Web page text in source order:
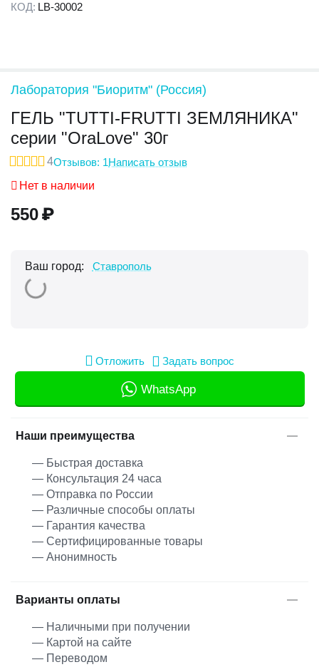
КОД: LB-30002
Лаборатория "Биоритм" (Россия)
ГЕЛЬ "TUTTI-FRUTTI ЗЕМЛЯНИКА"
серии "OraLove" 30г
4Отзывов: 1Написать отзыв
Нет в наличии
550₽
Ваш город: Ставрополь
Отложить Задать вопрос
WhatsApp
Наши преимущества
— Быстрая доставка
— Консультация 24 часа
— Отправка по России
— Различные способы оплаты
— Гарантия качества
— Сертифицированные товары
— Анонимность
Варианты оплаты
— Наличными при получении
— Картой на сайте
— Переводом